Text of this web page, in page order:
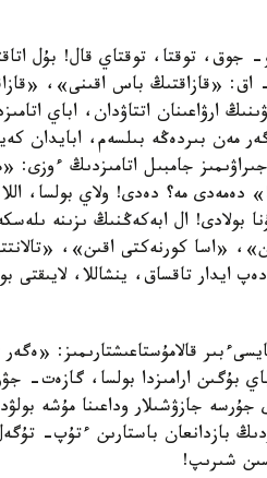
توقتا، توقتاي قال! بۇل
اق: «قازاقتىڭ باس اقىنى»،
ارۋاعىنان اتتاۋدان، اباي
مەن بىردەڭە بىلسەم، ابايدان
جامبىل اتامىزدىڭ ءوزى:
دەمەدى مە؟ دەدى! ولاي بولسا،
بولادى! ال ابەكەڭنىڭ ىزىنە
«اسا كورنەكتى اقىن»،
تاقساق، ينشاللا، لايىقتى
قالامۇستاعىشتارىمىز: «ەگەر
بۇگىن ارامىزدا بولسا، گازەت-
جازۋشىلار وداعىنا مۇشە
بازدانعان باستارىن ءتۇپ-
شىرىپ!